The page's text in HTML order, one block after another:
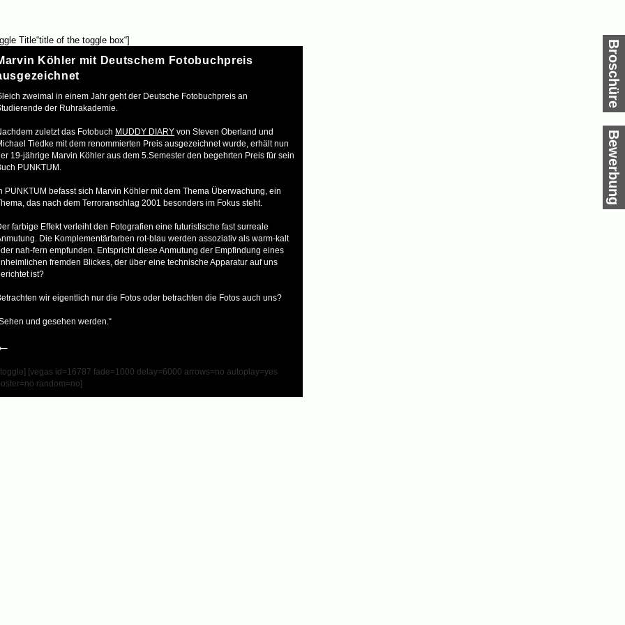
Title“title of the toggle box“]
Köhler mit Deutschem Fotobuchpreis
zweimal in einem Jahr geht der Deutsche Fotobuchpreis an
der Ruhrakademie.
zuletzt das Fotobuch MUDDY DIARY von Steven Oberland und
Tiedke mit dem renommierten Preis ausgezeichnet wurde, erhält nun
19-jährige Marvin Köhler aus dem 5.Semester den begehrten Preis für sein
PUNKTUM.
PUNKTUM befasst sich Marvin Köhler mit dem Thema Überwachung, ein
das nach dem Terroranschlag 2001 besonders im Fokus steht.
farbige Effekt verleiht den Fotografien eine futuristische fast surreale
Die Komplementärfarben rot-blau werden assoziativ als warm-kalt
nah-fern empfunden. Entspricht diese Anmutung der Empfindung eines
fremden Blickes, der über eine technische Apparatur auf uns
ist?
wir eigentlich nur die Fotos oder betrachten die Fotos auch uns?
und gesehen werden.“
[vegas id=16787 fade=1000 delay=6000 arrows=no autoplay=yes
random=no]
Bewerbung
Broschüre